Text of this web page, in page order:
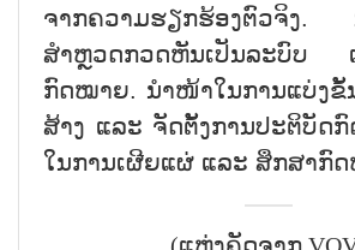
ຈາກຄວາມຮຽກຮ້ອງຕົວຈິງ.
ສຳຫຼວດກວດຫັນເປັນລະບົ
ກົດໝາຍ. ນຳໜ້າໃນການແບ່ງຂັ້
ສ້າງ ແລະ ຈັດຕັ້ງການປະຕິບັດ
ໃນການເຜີຍແຜ່ ແລະ ສຶກສາກົ